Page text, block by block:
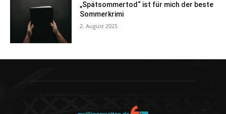
„Spätsommertod“ ist für mich der beste
Sommerkrimi
2. August 2025